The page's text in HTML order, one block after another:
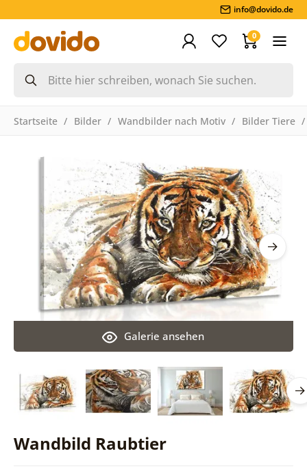
info@dovido.de
0
Startseite Bilder Wandbilder nach Motiv Bilder Tiere
Wandbild Raubtier
Galerie ansehen